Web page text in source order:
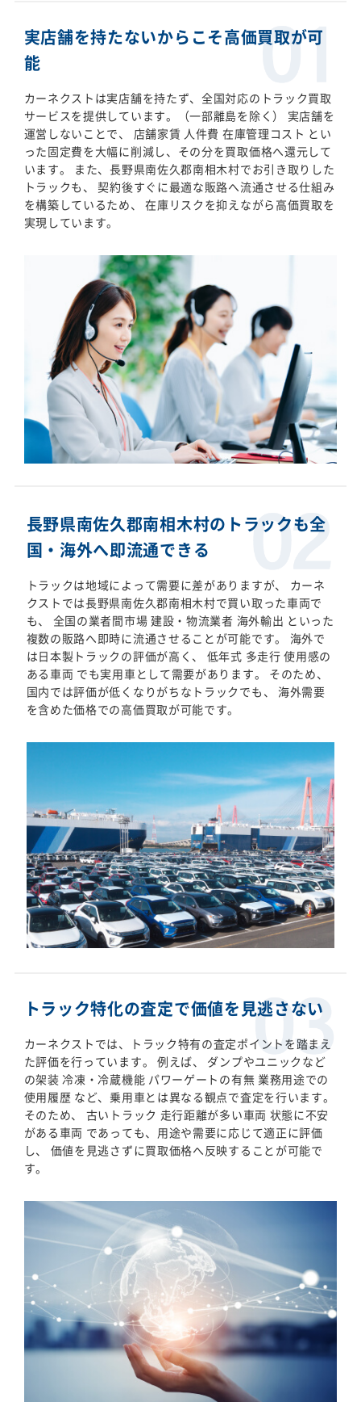
実店舗を持たないからこそ高価買取が可
能
カーネクストは実店舗を持たず、全国対応のトラック買取
サービスを提供しています。（一部離島を除く） 実店舗を
運営しないことで、 店舗家賃 人件費 在庫管理コスト とい
った固定費を大幅に削減し、その分を買取価格へ還元して
います。 また、長野県南佐久郡南相木村でお引き取りした
トラックも、 契約後すぐに最適な販路へ流通させる仕組み
を構築しているため、 在庫リスクを抑えながら高価買取を
実現しています。
長野県南佐久郡南相木村のトラックも全
国・海外へ即流通できる
トラックは地域によって需要に差がありますが、 カーネ
クストでは長野県南佐久郡南相木村で買い取った車両で
も、 全国の業者間市場 建設・物流業者 海外輸出 といった
複数の販路へ即時に流通させることが可能です。 海外で
は日本製トラックの評価が高く、 低年式 多走行 使用感の
ある車両 でも実用車として需要があります。 そのため、
国内では評価が低くなりがちなトラックでも、 海外需要
を含めた価格での高価買取が可能です。
トラック特化の査定で価値を見逃さない
カーネクストでは、トラック特有の査定ポイントを踏まえ
た評価を行っています。 例えば、 ダンプやユニックなど
の架装 冷凍・冷蔵機能 パワーゲートの有無 業務用途での
使用履歴 など、乗用車とは異なる観点で査定を行います。
そのため、 古いトラック 走行距離が多い車両 状態に不安
がある車両 であっても、用途や需要に応じて適正に評価
し、 価値を見逃さずに買取価格へ反映することが可能で
す。